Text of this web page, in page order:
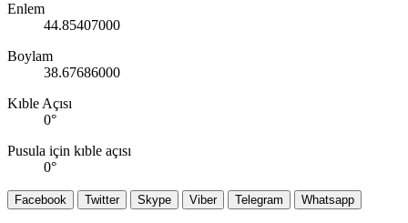
Enlem
44.85407000
Boylam
38.67686000
Kıble Açısı
0°
Pusula için kıble açısı
0°
Facebook Twitter Skype Viber Telegram Whatsapp